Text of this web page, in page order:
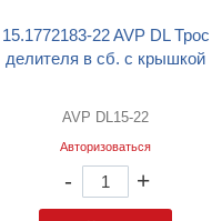
15.1772183-22 AVP DL Трос
делителя в сб. с крышкой
AVP DL15-22
Авторизоваться
- +